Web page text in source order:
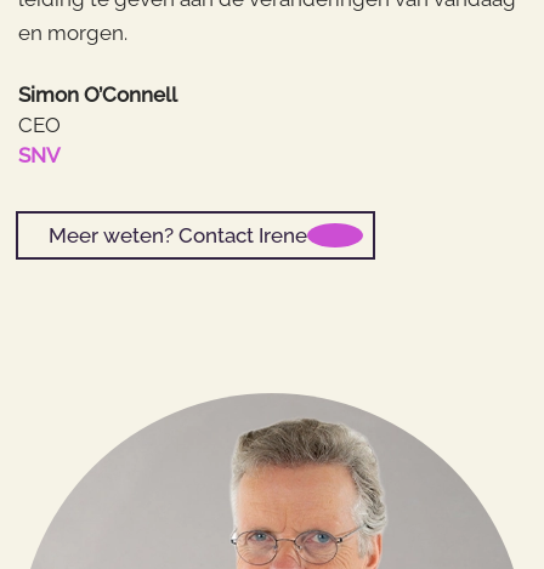
en morgen.
Simon O’Connell
CEO
SNV
Meer weten? Contact Irene